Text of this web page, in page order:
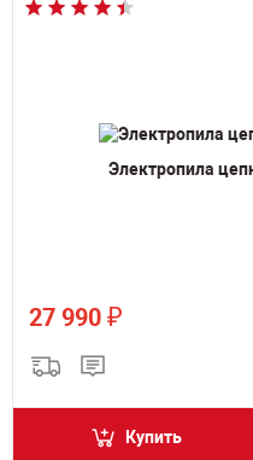
Электропила
27 990 ₽
Купить